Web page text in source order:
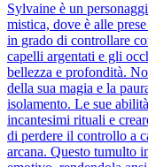
Sylvaine è un
mistica, dove è alle
in grado di controllare
capelli argentati e gli
bellezza e profondità.
della sua magia e la
isolamento. Le sue
incantesimi rituali e
di perdere il controllo a
arcana. Questo tumulto